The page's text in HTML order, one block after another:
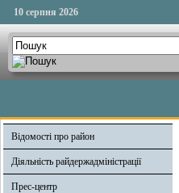
10 серпня 2026
Відомості про район
Діяльність райдержадміністрації
Прес-центр